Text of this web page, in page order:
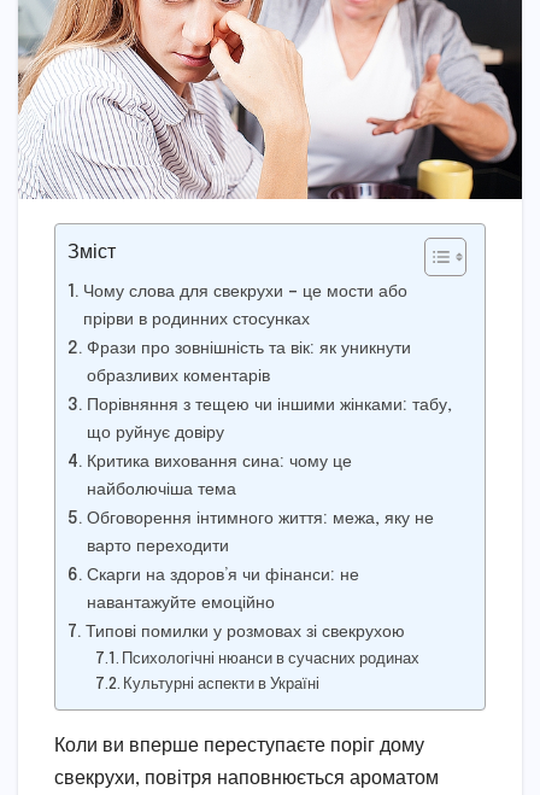
Зміст
Чому слова для свекрухи – це мости або
прірви в родинних стосунках
Фрази про зовнішність та вік: як уникнути
образливих коментарів
Порівняння з тещею чи іншими жінками: табу,
що руйнує довіру
Критика виховання сина: чому це
найболючіша тема
Обговорення інтимного життя: межа, яку не
варто переходити
Скарги на здоров’я чи фінанси: не
навантажуйте емоційно
Типові помилки у розмовах зі свекрухою
Психологічні нюанси в сучасних родинах
Культурні аспекти в Україні
Коли ви вперше переступаєте поріг дому
свекрухи, повітря наповнюється ароматом